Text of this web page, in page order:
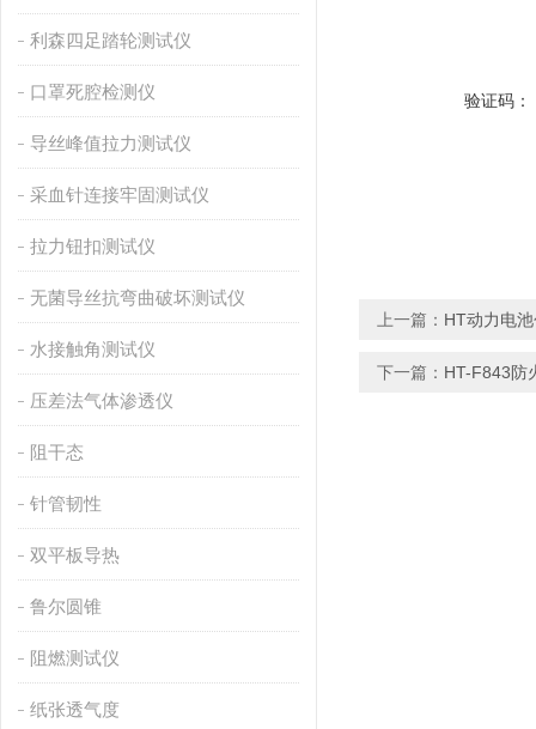
利森四足踏轮测试仪
口罩死腔检测仪
导丝峰值拉力测试仪
采血针连接牢固测试仪
拉力钮扣测试仪
无菌导丝抗弯曲破坏测试仪
水接触角测试仪
压差法气体渗透仪
阻干态
针管韧性
双平板导热
鲁尔圆锥
阻燃测试仪
纸张透气度
验证码：
上一篇： HT动力电
下一篇： HT-F843防